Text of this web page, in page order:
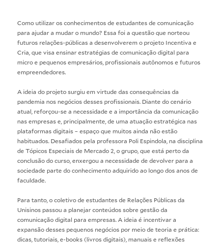
Como utilizar os conhecimentos de estudantes de comunicação
para ajudar a mudar o mundo? Essa foi a questão que norteou
futuros relações-públicas a desenvolverem o projeto Incentiva e
Cria, que visa ensinar estratégias de comunicação digital para
micro e pequenos empresários, profissionais autônomos e futuros
empreendedores.
A ideia do projeto surgiu em virtude das consequências da
pandemia nos negócios desses profissionais. Diante do cenário
atual, reforçou-se a necessidade e a importância da comunicação
nas empresas e, principalmente, de uma atuação estratégica nas
plataformas digitais – espaço que muitos ainda não estão
habituados. Desafiados pela professora Poli Espindola, na disciplina
de Tópicos Especiais de Mercado 2, o grupo, que está perto da
conclusão do curso, enxergou a necessidade de devolver para a
sociedade parte do conhecimento adquirido ao longo dos anos de
faculdade.
Para tanto, o coletivo de estudantes de Relações Públicas da
Unisinos passou a planejar conteúdos sobre gestão da
comunicação digital para empresas. A ideia é incentivar a
expansão desses pequenos negócios por meio de teoria e prática:
dicas, tutoriais, e-books (livros digitais), manuais e reflexões